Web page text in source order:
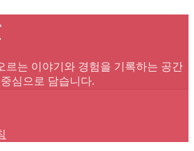
르는 이야기와 경험을 기록하는 공간
심으로 담습니다.